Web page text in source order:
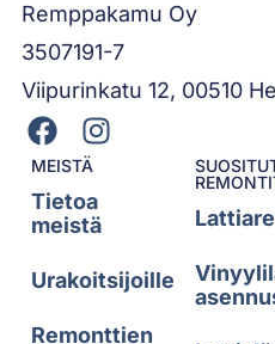
Remppakamu Oy
3507191-7
Viipurinkatu 12, 00510
MEISTÄ
Tietoa
meistä
Urakoitsijoille
Remonttien